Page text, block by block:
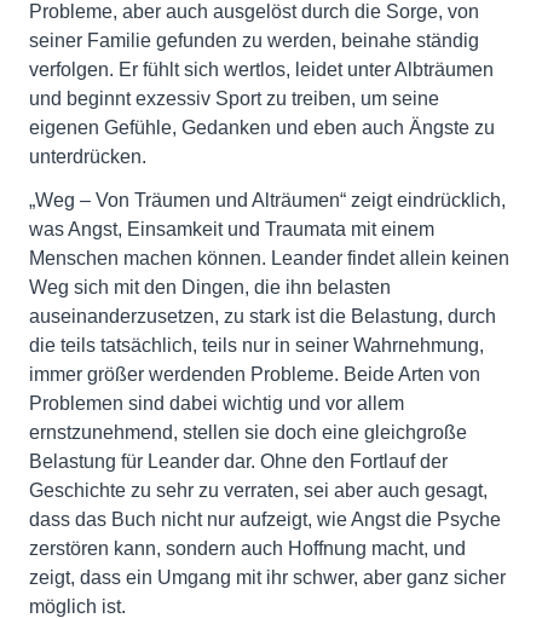
Probleme, aber auch ausgelöst durch die Sorge, von
seiner Familie gefunden zu werden, beinahe ständig
verfolgen. Er fühlt sich wertlos, leidet unter Albträumen
und beginnt exzessiv Sport zu treiben, um seine
eigenen Gefühle, Gedanken und eben auch Ängste zu
unterdrücken.
„Weg – Von Träumen und Alträumen“ zeigt eindrücklich,
was Angst, Einsamkeit und Traumata mit einem
Menschen machen können. Leander findet allein keinen
Weg sich mit den Dingen, die ihn belasten
auseinanderzusetzen, zu stark ist die Belastung, durch
die teils tatsächlich, teils nur in seiner Wahrnehmung,
immer größer werdenden Probleme. Beide Arten von
Problemen sind dabei wichtig und vor allem
ernstzunehmend, stellen sie doch eine gleichgroße
Belastung für Leander dar. Ohne den Fortlauf der
Geschichte zu sehr zu verraten, sei aber auch gesagt,
dass das Buch nicht nur aufzeigt, wie Angst die Psyche
zerstören kann, sondern auch Hoffnung macht, und
zeigt, dass ein Umgang mit ihr schwer, aber ganz sicher
möglich ist.